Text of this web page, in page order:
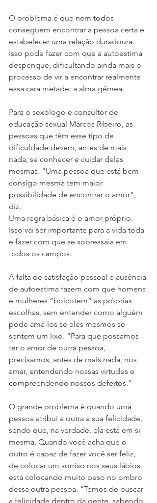
O problema é que nem todos
conseguem encontrar a pessoa certa e
estabelecer uma relação duradoura.
Isso pode fazer com que a autoestima
despenque, dificultando ainda mais o
processo de vir a encontrar realmente
essa cara metade: a alma gêmea.
Para o sexólogo e consultor de
educação sexual Marcos Ribeiro, as
pessoas que têm esse tipo de
dificuldade devem, antes de mais
nada, se conhecer e cuidar delas
mesmas. “Uma pessoa que está bem
consigo mesma tem maior
possibilidade de encontrar o amor”,
diz.
Uma regra básica é o amor próprio.
Isso vai ser importante para a vida toda
e fazer com que se sobressaia em
todos os campos.
A falta de satisfação pessoal e ausência
de autoestima fazem com que homens
e mulheres “boicotem” as próprias
escolhas, sem entender como alguém
pode amá-los se eles mesmos se
sentem um lixo. “Para que possamos
ter o amor de outra pessoa,
precisamos, antes de mais nada, nos
amar, entendendo nossas virtudes e
compreendendo nossos defeitos.”
O grande problema é quando uma
pessoa atribui à outra a sua felicidade,
sendo que, na verdade, ela está em si
mesma. Quando você acha que o
outro é capaz de fazer você ser feliz,
de colocar um sorriso nos seus lábios,
está colocando muito peso no ombro
dessa outra pessoa. “Temos de buscar
a felicidade dentro da gente, sabendo